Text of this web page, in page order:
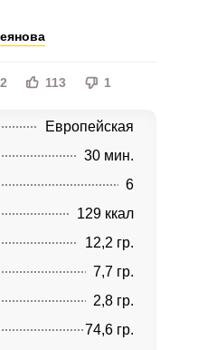
2 113 1
Европейская
30 мин.
6
129 ккал
12,2 гр.
7,7 гр.
2,8 гр.
74,6 гр.